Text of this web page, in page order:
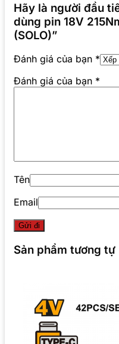
Hãy là người đầu
dùng pin 18V
(SOLO)”
Đánh giá của bạn *
Đánh giá của bạn *
Tên
Email
Sản phẩm tương tự